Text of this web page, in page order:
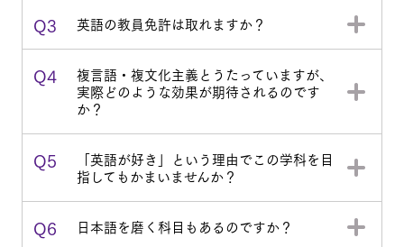
Q3 英語の教員免許は取れますか？
Q4 複言語・複文化主義とうたっていますが、
実際どのような効果が期待されるのです
か？
Q5 「英語が好き」という理由でこの学科を目
指してもかまいませんか？
Q6 日本語を磨く科目もあるのですか？